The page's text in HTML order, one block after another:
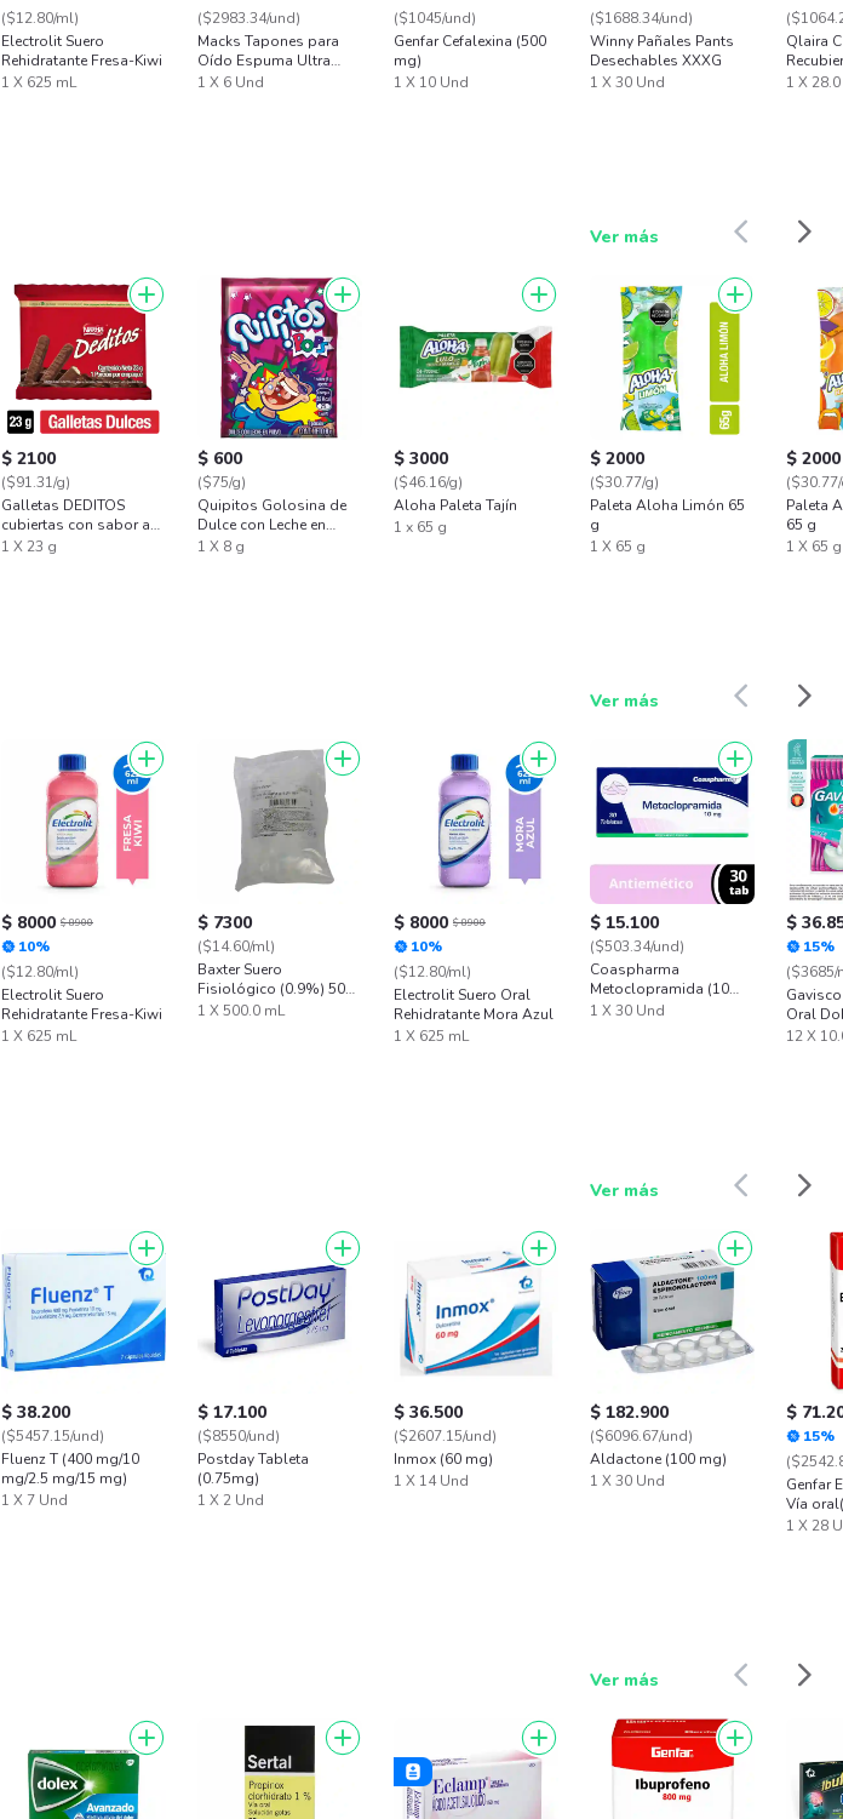
($12.80/ml)
Electrolit Suero
Rehidratante Fresa-Kiwi
1 X 625 mL
($2983.34/und)
Macks Tapones para
Oído Espuma Ultra
Suave
1 X 6 Und
($1045/und)
Genfar Cefalexina (500
mg)
1 X 10 Und
($1688.34/und)
Winny Pañales Pants
Desechables XXXG
1 X 30 Und
Qlaira
1 X
Ver más
$ 2100
($91.31/g)
Galletas DEDITOS
cubiertas con sabor a
chocolate x 23g
1 X 23 g
$ 600
($75/g)
Quipitos Golosina de
Dulce con Leche en
Polvo Pops
1 X 8 g
$ 3000
($46.16/g)
Aloha Paleta Tajín
1 x 65 g
$ 2000
($30.77/g)
Paleta Aloha Limón 65
g
1 X 65 g
$ 2000
Paleta
65 g
1 X 65 g
Ver más
$ 8000 $ 8900
10%
($12.80/ml)
Electrolit Suero
Rehidratante Fresa-Kiwi
1 X 625 mL
$ 7300
($14.60/ml)
Baxter Suero
Fisiológico (0.9%) 500
mL
1 X 500.0 mL
$ 8000 $ 8900
10%
($12.80/ml)
Electrolit Suero Oral
Rehidratante Mora Azul
1 X 625 mL
$ 15.100
($503.34/und)
Coaspharma
Metoclopramida (10
mg) 30 Tabletas
1 X 30 Und
$
15%
($3685/
Oral
Sachet
12 X
Ver más
$ 38.200
($5457.15/und)
Fluenz T (400 mg/10
mg/2.5 mg/15 mg)
1 X 7 Und
$ 17.100
($8550/und)
Postday Tableta
(0.75mg)
1 X 2 Und
$ 36.500
($2607.15/und)
Inmox (60 mg)
1 X 14 Und
$ 182.900
($6096.67/und)
Aldactone (100 mg)
1 X 30 Und
$
15%
Genfar
Vía
1 X 28
Ver más